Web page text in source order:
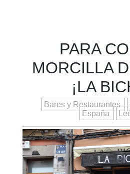
PARA
MORCILLA
¡LA
Bares y Restaurantes
España